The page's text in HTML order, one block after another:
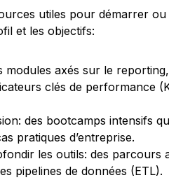
utiles pour démarrer
et les objectifs:
modules axés sur le
clés de performance
des bootcamps intensifs
pratiques d’entreprise.
les outils: des parcours
pipelines de données (ETL).